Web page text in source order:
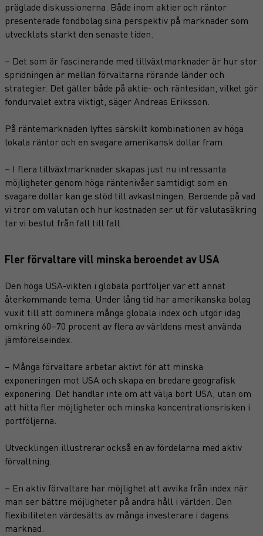
präglade diskussionerna. Både inom aktier och räntor
presenterade fondbolag sina perspektiv på marknader som
utvecklats starkt den senaste tiden.
– Det som är fascinerande med tillväxtmarknader är hur stor
spridningen är mellan förvaltarna rörande länder och
strategier. Det gäller både på aktie- och räntesidan, vilket gör
fondurvalet extra viktigt, säger Andreas Eriksson.
På räntemarknaden lyftes särskilt kombinationen av höga
lokala räntor och en svagare amerikansk dollar fram.
– I flera tillväxtmarknader skapas just nu intressanta
möjligheter genom höga räntenivåer samtidigt som en
svagare dollar kan ge stöd till avkastningen. Beroende på vad
vi tror om valutan och hur kostnaden ser ut för valutasäkring
tar vi beslut från fall till fall.
Fler förvaltare vill minska beroendet av USA
Den höga USA-vikten i globala portföljer var ett annat
återkommande tema. Under lång tid har amerikanska bolag
vuxit till att dominera många globala index och utgör idag
omkring 60–70 procent av flera av världens mest använda
jämförelseindex.
– Många förvaltare arbetar aktivt för att minska
exponeringen mot USA och skapa en bredare geografisk
exponering. Det handlar inte om att välja bort USA, utan om
att hitta fler möjligheter och minska koncentrationsrisken i
portföljerna.
Utvecklingen illustrerar också en av fördelarna med aktiv
förvaltning.
– En aktiv förvaltare har möjlighet att avvika från index när
man ser bättre möjligheter på andra håll i världen. Den
flexibiliteten värdesätts av många investerare i dagens
marknad.